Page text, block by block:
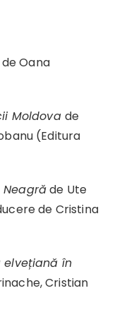
Oana
Moldova de
(Editura
de Ute
de Cristina
elvețiană în
Cristian